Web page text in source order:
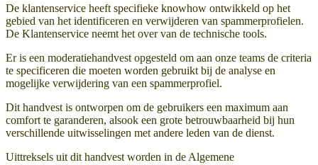
De klantenservice heeft specifieke knowhow ontwikkeld op het
gebied van het identificeren en verwijderen van spammerprofielen.
De Klantenservice neemt het over van de technische tools.
Er is een moderatiehandvest opgesteld om aan onze teams de criteria
te specificeren die moeten worden gebruikt bij de analyse en
mogelijke verwijdering van een spammerprofiel.
Dit handvest is ontworpen om de gebruikers een maximum aan
comfort te garanderen, alsook een grote betrouwbaarheid bij hun
verschillende uitwisselingen met andere leden van de dienst.
Uittreksels uit dit handvest worden in de Algemene